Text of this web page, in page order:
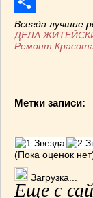
Отправить
Всегда лучшие
ДЕЛА
Ремонт
Метки записи:
(Пока оценок
Загрузка...
Еще с